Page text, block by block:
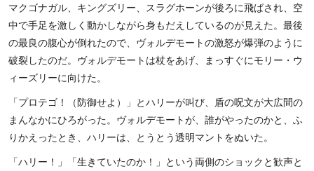
マクゴナガル、キングズリー、スラグホーンが後ろに飛ばされ、空
中で手足を激しく動かしながら身もだえしているのが見えた。最後
の最良の腹心が倒れたので、ヴォルデモートの激怒が爆弾のように
破裂したのだ。ヴォルデモートは杖をあげ、まっすぐにモリー・ウ
ィーズリーに向けた。
「プロテゴ！（防御せよ）」とハリーが叫び、盾の呪文が大広間の
まんなかにひろがった。ヴォルデモートが、誰がやったのかと、ふ
りかえったとき、ハリーは、とうとう透明マントをぬいた。
「ハリー！」「生きていたのか！」という両側のショックと歓声と